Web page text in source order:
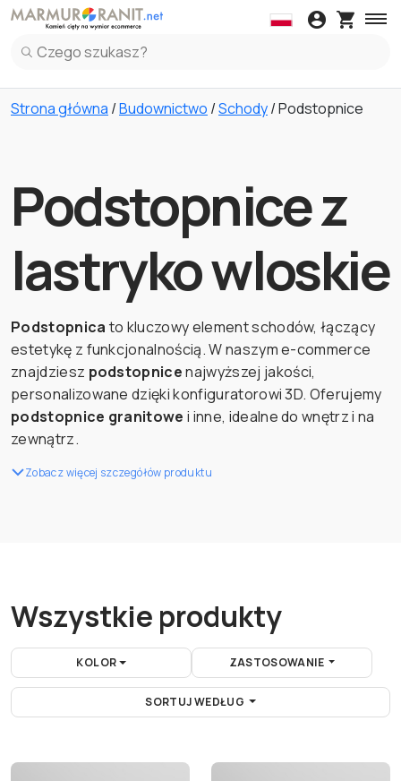
Strona główna /Budownictwo /Schody/ Podstopnice
Podstopnice z
lastryko wloskie
Podstopnica to kluczowy element schodów, łączący
estetykę z funkcjonalnością. W naszym e-commerce
znajdziesz podstopnicenajwyższej jakości,
personalizowane dzięki konfiguratorowi 3D. Oferujemy
podstopnice granitowe i inne, idealne do wnętrz i na
zewnątrz.
Zobacz więcej szczegółów produktu
Wszystkie produkty
KOLOR ZASTOSOWANIE
SORTUJ WEDŁUG
Daszki
Daszki z Marmuru
Parapety z
Parapety z
Blaty kuchenne
Blaty kuchenne z Marmuru
Blaty kuchenne z Kwarc
Panel
Kleje